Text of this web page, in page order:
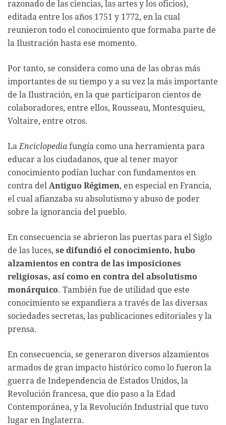
razonado de las ciencias, las artes y los oficios),
editada entre los años 1751 y 1772, en la cual
reunieron todo el conocimiento que formaba parte de
la Ilustración hasta ese momento.
Por tanto, se considera como una de las obras más
importantes de su tiempo y a su vez la más importante
de la Ilustración, en la que participaron cientos de
colaboradores, entre ellos, Rousseau, Montesquieu,
Voltaire, entre otros.
LaEnciclopedia fungía como una herramienta para
educar a los ciudadanos, que al tener mayor
conocimiento podían luchar con fundamentos en
contra del Antiguo Régimen, en especial en Francia,
el cual afianzaba su absolutismo y abuso de poder
sobre la ignorancia del pueblo.
En consecuencia se abrieron las puertas para el Siglo
de las luces, se difundió el conocimiento, hubo
alzamientos en contra de las imposiciones
religiosas, así como en contra del absolutismo
monárquico. También fue de utilidad que este
conocimiento se expandiera a través de las diversas
sociedades secretas, las publicaciones editoriales y la
prensa.
En consecuencia, se generaron diversos alzamientos
armados de gran impacto histórico como lo fueron la
guerra de Independencia de Estados Unidos, la
Revolución francesa, que dio paso a la Edad
Contemporánea, y la Revolución Industrial que tuvo
lugar en Inglaterra.